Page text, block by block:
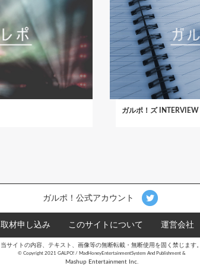
ガルポ！ズ INTERVIEW
ガルポ！公式アカウント
取材申し込み このサイトについて 運営会社
当サイトの内容、テキスト、画像等の無断転載・無断使用を固く禁じます。
©︎ Copyright 2021 GALPO! / MadHoneyEntertainmentSystem And Publishment &
Mashup Entertainment Inc.